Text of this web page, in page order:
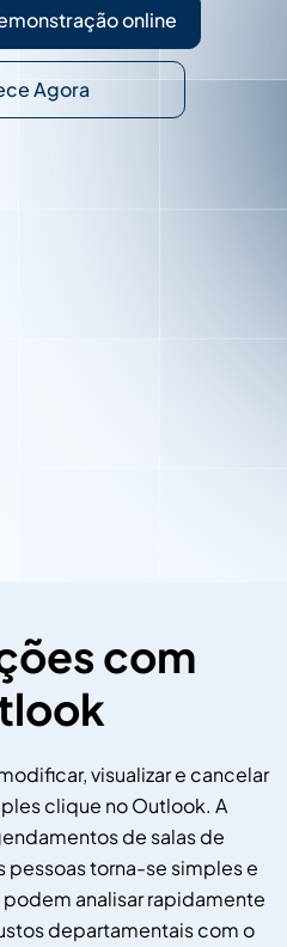
online
Agora
com
visualizar e cancelar
clique no Outlook. A
de salas de
pessoas torna-se simples e
analisar rapidamente
departamentais com o